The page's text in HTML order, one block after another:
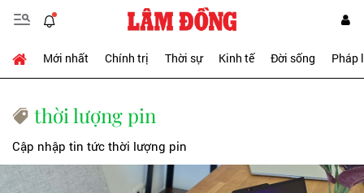
Mới nhất Chính trị Thời sự Kinh tế Đời sống Pháp
thời lượng pin
Cập nhập tin tức thời lượng pin